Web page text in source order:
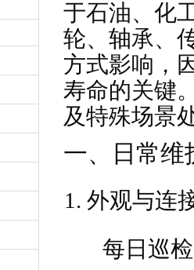
于石油、化
轮、轴承、
方式影响，
寿命的关键
及特殊场景
一、日常维
外观与连
每日巡检